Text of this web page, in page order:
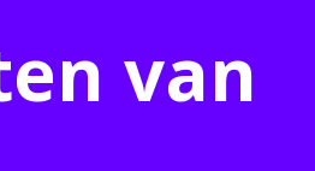
van